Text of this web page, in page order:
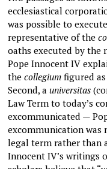
ecclesiastical
was possible to
representative of the
oaths executed by the
Pope Innocent IV
the collegium figured
Second, a universitas
Law Term to today’s
excommunicated —
excommunication was
legal term rather than
Innocent IV’s writings